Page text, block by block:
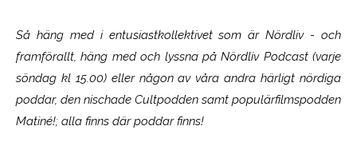
Så häng med i entusiastkollektivet som ärNördliv- och
framförallt, häng med och lyssna på Nördliv Podcast (varje
söndag kl 15.00) eller någon av våra andra härligt nördiga
poddar, den nischade Cultpodden samt populärfilmspodden
Matiné!; alla finns där poddar finns!